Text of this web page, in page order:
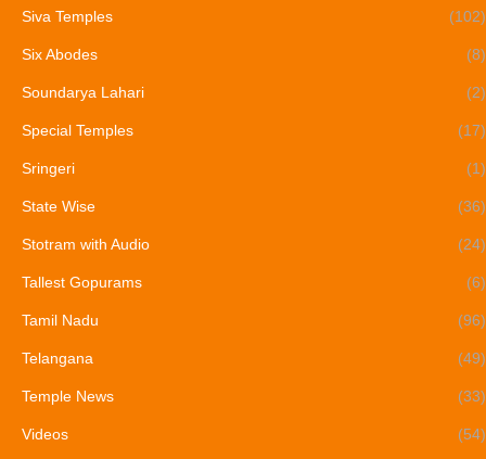
Siva Temples (102)
Six Abodes (8)
Soundarya Lahari (2)
Special Temples (17)
Sringeri (1)
State Wise (36)
Stotram with Audio (24)
Tallest Gopurams (6)
Tamil Nadu (96)
Telangana (49)
Temple News (33)
Videos (54)